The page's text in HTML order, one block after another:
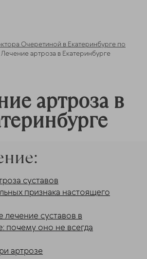
Очеретиной в Екатеринбурге по
артроза в Екатеринбурге
артроза в
суставов
признака настоящего
лечение суставов в
почему оно не всегда
артрозе